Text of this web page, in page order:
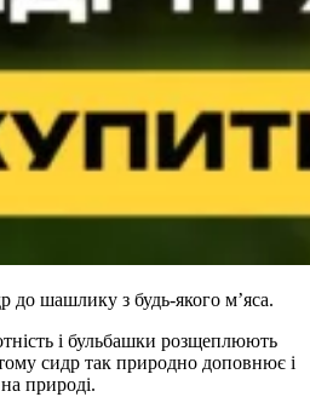
до шашлику з будь-якого м’яса.
і бульбашки розщеплюють
сидр так природно доповнює і
природі.